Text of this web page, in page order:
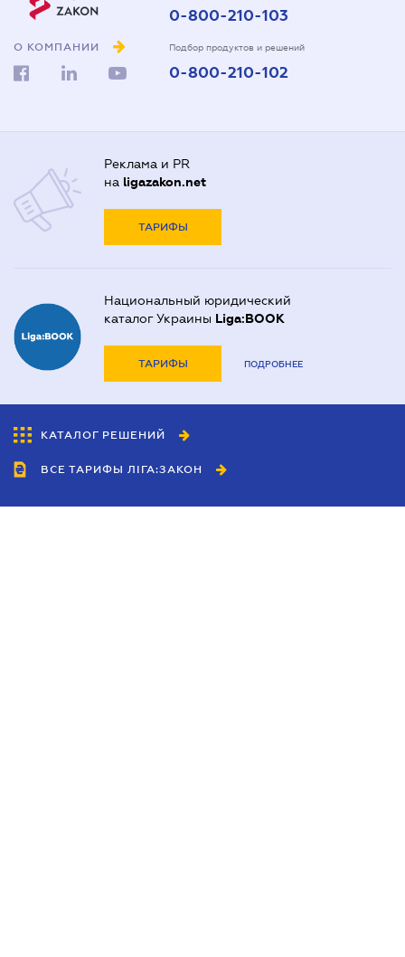
О КОМПАНИИ
0-800-210-103
Подбор продуктов и решений
0-800-210-102
Реклама и PR
на ligazakon.net
ТАРИФЫ
Национальный юридический
каталог Украины Liga:BOOK
ТАРИФЫ ПОДРОБНЕЕ
КАТАЛОГ РЕШЕНИЙ
ВСЕ ТАРИФЫ ЛІГА:ЗАКОН